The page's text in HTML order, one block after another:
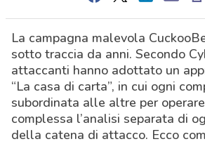
La campagna malevola
sotto traccia da anni. Secondo
attaccanti hanno adottato un
“La casa di carta”, in cui ogni
subordinata alle altre per
complessa l’analisi separata di
della catena di attacco. Ecco